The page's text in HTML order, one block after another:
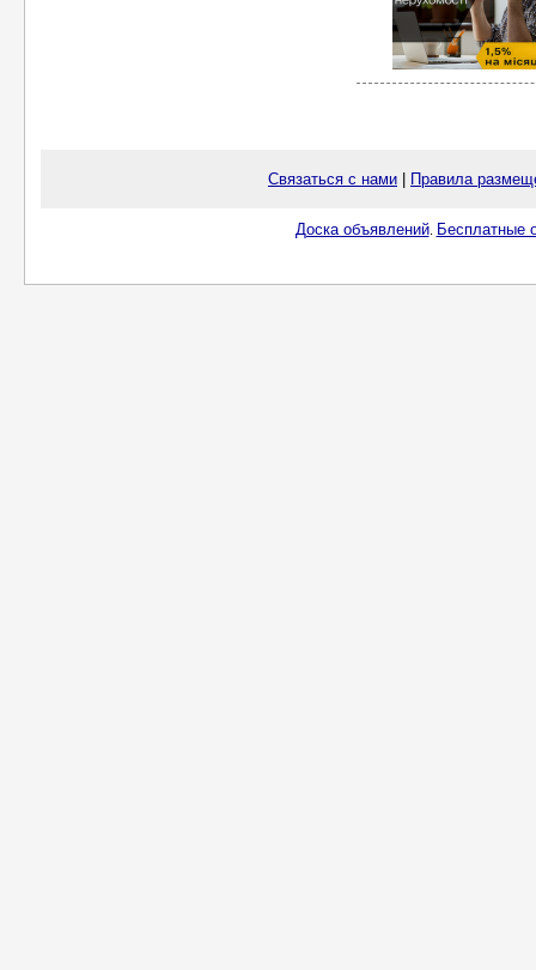
Связаться с нами Правила
Доска объявлений. Бесплатные